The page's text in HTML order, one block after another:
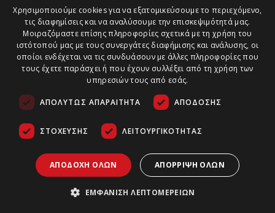
Χρησιμοποιούμε cookies για να εξατομικεύσουμε το περιεχόμενο,
τις διαφημίσεις και να αναλύσουμε την επισκεψιμότητά μας.
Μοιραζόμαστε επίσης πληροφορίες σχετικά με τη χρήση του
ιστότοπού μας με τους συνεργάτες διαφήμισης και ανάλυσης, οι
οποίοι ενδέχεται να τις συνδυάσουν με άλλες πληροφορίες που
τους έχετε παράσχει ή που έχουν συλλέξει από τη χρήση των
υπηρεσιών τους από εσάς.
ΑΠΟΛΎΤΩΣ ΑΠΑΡΑΊΤΗΤΑ ΑΠΌΔΟΣΗΣ
ΣΤΌΧΕΥΣΗΣ ΛΕΙΤΟΥΡΓΙΚΌΤΗΤΑΣ
ΑΠΟΔΟΧΉ ΌΛΩΝ ΑΠΌΡΡΙΨΗ ΌΛΩΝ
ΕΜΦΆΝΙΣΗ ΛΕΠΤΟΜΕΡΕΙΏΝ